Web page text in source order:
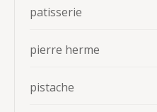
patisserie
pierre herme
pistache